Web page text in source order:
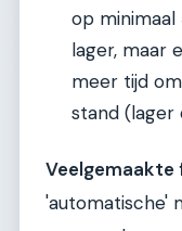
op
lager, maar
meer tijd
stand (lager
Veelgemaakte
'automatische'